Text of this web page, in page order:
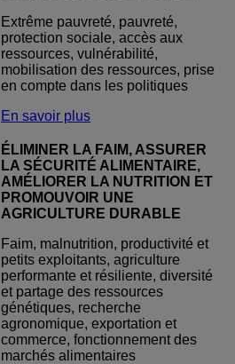
Extrême pauvreté, pauvreté,
protection sociale, accès aux
ressources, vulnérabilité,
mobilisation des ressources, prise
en compte dans les politiques
En savoir plus
ÉLIMINER LA FAIM, ASSURER
LA SÉCURITÉ ALIMENTAIRE,
AMÉLIORER LA NUTRITION ET
PROMOUVOIR UNE
AGRICULTURE DURABLE
Faim, malnutrition, productivité et
petits exploitants, agriculture
performante et résiliente, diversité
et partage des ressources
génétiques, recherche
agronomique, exportation et
commerce, fonctionnement des
marchés alimentaires